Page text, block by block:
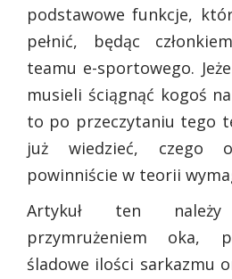
podstawowe funkcje,
pełnić, będąc
teamu e-sportowego.
musieli ściągnąć kogoś
to po przeczytaniu tego
już wiedzieć, czego
powinniście w teorii
Artykuł ten
przymrużeniem oka,
śladowe ilości sarkazmu